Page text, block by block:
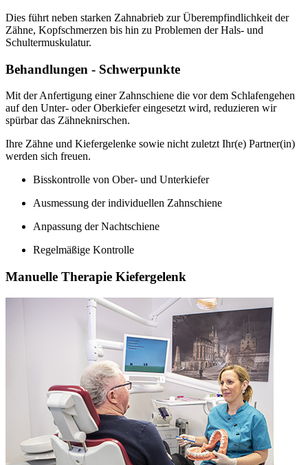
Dies führt neben starken Zahnabrieb zur Überempfindlichkeit der
Zähne, Kopfschmerzen bis hin zu Problemen der Hals- und
Schultermuskulatur.
Behandlungen - Schwerpunkte
Mit der Anfertigung einer Zahnschiene die vor dem Schlafengehen
auf den Unter- oder Oberkiefer eingesetzt wird, reduzieren wir
spürbar das Zähneknirschen.
Ihre Zähne und Kiefergelenke sowie nicht zuletzt Ihr(e) Partner(in)
werden sich freuen.
Bisskontrolle von Ober- und Unterkiefer
Ausmessung der individuellen Zahnschiene
Anpassung der Nachtschiene
Regelmäßige Kontrolle
Manuelle Therapie Kiefergelenk